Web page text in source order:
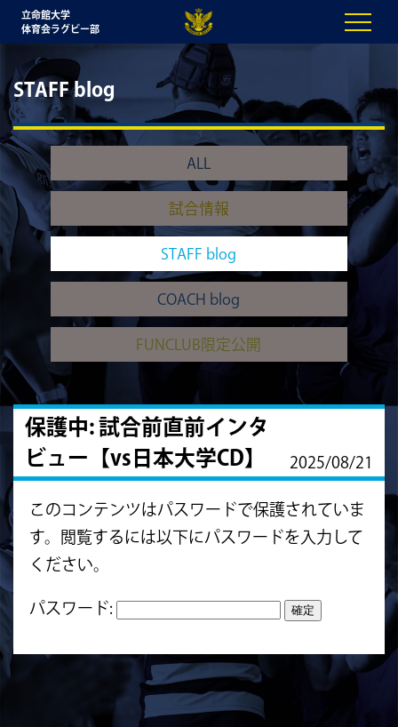
立命館大学
体育会ラグビー部
STAFF blog
ALL
試合情報
STAFF blog
COACH blog
FUNCLUB限定公開
保護中: 試合前直前インタ
ビュー【vs日本大学CD】
2025/08/21
このコンテンツはパスワードで保護されていま
す。閲覧するには以下にパスワードを入力して
ください。
パスワード: